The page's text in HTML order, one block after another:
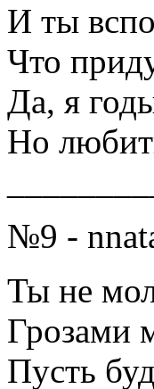
И ты
Что
Да, я
Но
№9 -
Ты не
Грозами
Пусть